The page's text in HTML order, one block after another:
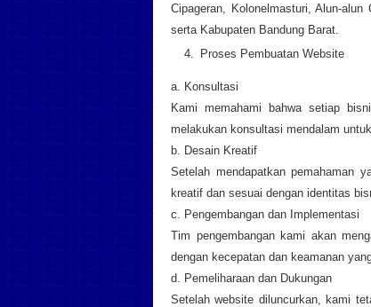
Cipageran, Kolonelmasturi, Alun-
serta Kabupaten Bandung Barat.
Proses Pembuatan Website
a. Konsultasi
Kami memahami bahwa setiap
melakukan konsultasi mendalam
b. Desain Kreatif
Setelah mendapatkan pemahaman
kreatif dan sesuai dengan identitas
c. Pengembangan dan Implementasi
Tim pengembangan kami akan
dengan kecepatan dan keamanan
d. Pemeliharaan dan Dukungan
Setelah website diluncurkan, kami